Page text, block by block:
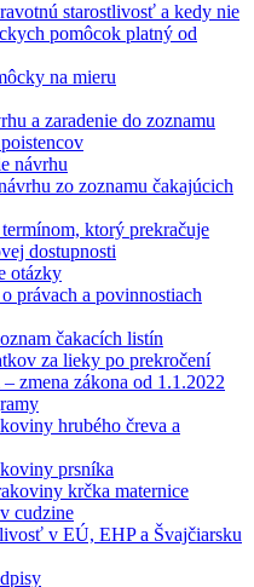
starostlivosť a kedy nie
pomôcok platný od
na mieru
a zaradenie do zoznamu
návrhu
zo zoznamu čakajúcich
termínom, ktorý prekračuje
dostupnosti
otázky
právach a povinnostiach
čakacích listín
za lieky po prekročení
zmena zákona od 1.1.2022
hrubého čreva a
prsníka
krčka maternice
cudzine
v EÚ, EHP a Švajčiarsku